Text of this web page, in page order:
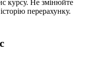
курсу. Не змінюйте
перерахунку.